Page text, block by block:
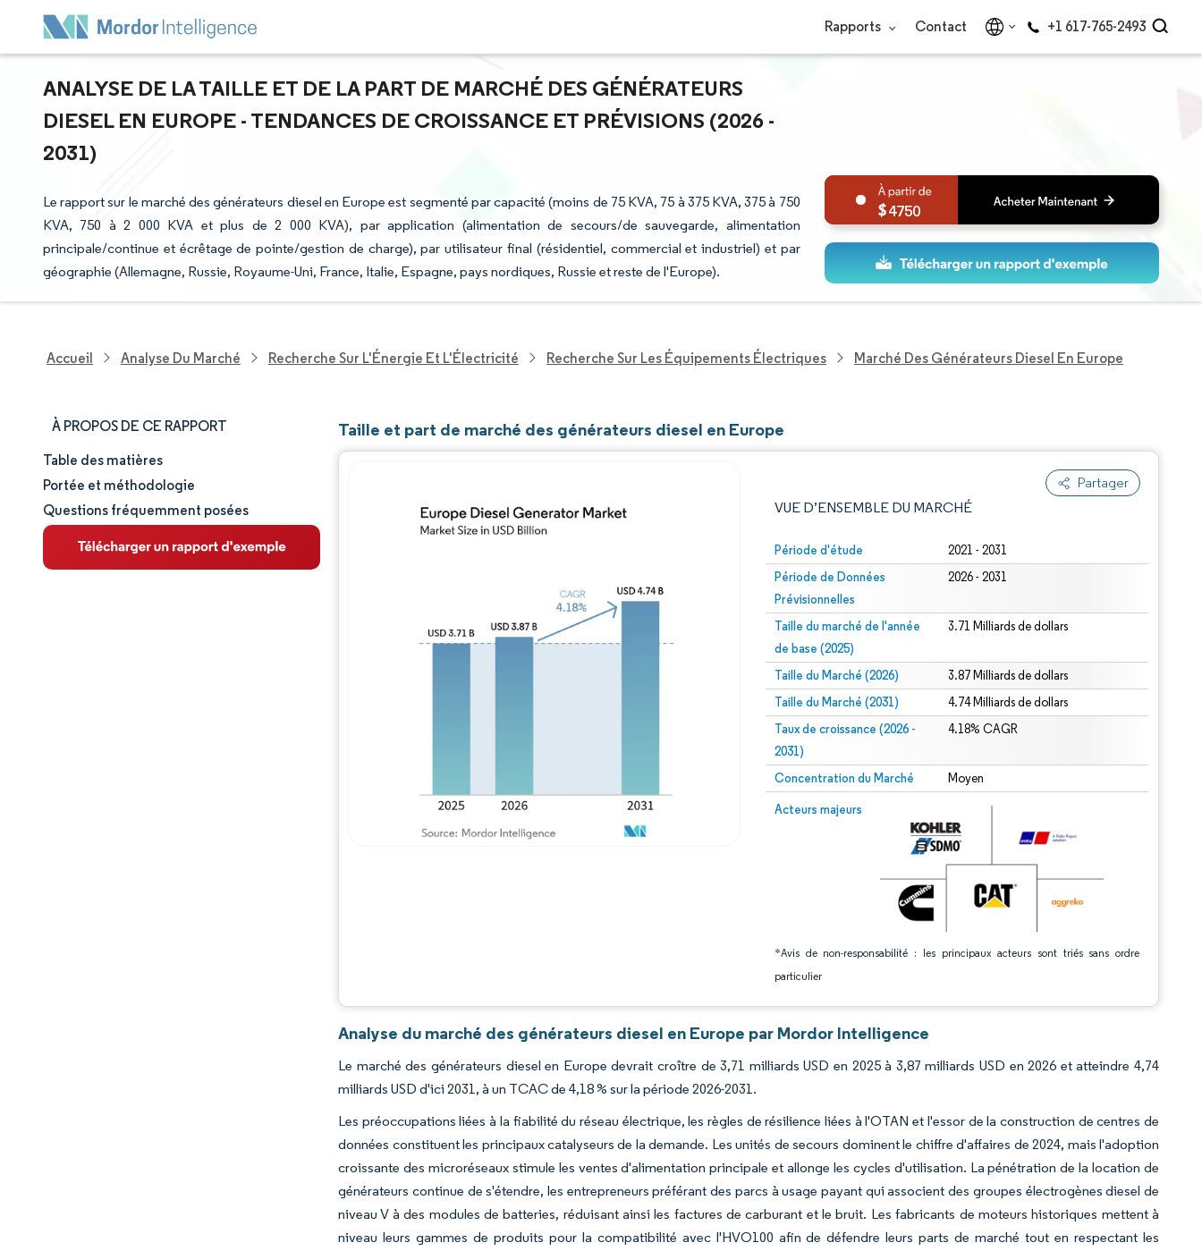
Rapports Contact +1 617-765-2493
ANALYSE DE LA TAILLE ET DE LA PART DE MARCHÉ DES GÉNÉRATEURS
DIESEL EN EUROPE - TENDANCES DE CROISSANCE ET PRÉVISIONS (2026 -
2031)
Le rapport sur le marché des générateurs diesel en Europe est segmenté par capacité (moins de 75 KVA, 75 à 375 KVA, 375 à 750
KVA, 750 à 2 000 KVA et plus de 2 000 KVA), par application (alimentation de secours/de sauvegarde, alimentation
principale/continue et écrêtage de pointe/gestion de charge), par utilisateur final (résidentiel, commercial et industriel) et par
géographie (Allemagne, Russie, Royaume-Uni, France, Italie, Espagne, pays nordiques, Russie et reste de l'Europe).
4750
Accueil Analyse Du Marché Recherche Sur L'Énergie Et L'Électricité Recherche Sur Les Équipements Électriques Marché Des Générateurs Diesel En Europe
À PROPOS DE CE RAPPORT
Taille et part de marché
Analyse du marché
Tendances et perspectives
Table des matières
Portée et méthodologie
Questions fréquemment posées
Taille et part de marché des générateurs diesel en Europe
Partager
VUE D’ENSEMBLE DU MARCHÉ
Période d'étude 2021 - 2031
Période de Données
Prévisionnelles
2026 - 2031
Taille du marché de l'année
de base (2025)
3.71 Milliards de dollars
Taille du Marché (2026) 3.87 Milliards de dollars
Taille du Marché (2031) 4.74 Milliards de dollars
Taux de croissance (2026 -
2031)
4.18% CAGR
Concentration du Marché Moyen
Acteurs majeurs
*Avis de non-responsabilité : les principaux acteurs sont triés sans ordre
particulier
Image © Mordor Intelligence. La réutilisation nécessite une attribution sous CC BY 4.0.
Image © Mordor Intelligence. La réutilisation nécessite une attribution sous CC BY 4.0.
Analyse du marché des générateurs diesel en Europe par Mordor Intelligence
Le marché des générateurs diesel en Europe devrait croître de 3,71 milliards USD en 2025 à 3,87 milliards USD en 2026 et atteindre 4,74
milliards USD d'ici 2031, à un TCAC de 4,18 % sur la période 2026-2031.
Les préoccupations liées à la fiabilité du réseau électrique, les règles de résilience liées à l'OTAN et l'essor de la construction de centres de
données constituent les principaux catalyseurs de la demande. Les unités de secours dominent le chiffre d'affaires de 2024, mais l'adoption
croissante des microréseaux stimule les ventes d'alimentation principale et allonge les cycles d'utilisation. La pénétration de la location de
générateurs continue de s'étendre, les entrepreneurs préférant des parcs à usage payant qui associent des groupes électrogènes diesel de
niveau V à des modules de batteries, réduisant ainsi les factures de carburant et le bruit. Les fabricants de moteurs historiques mettent à
niveau leurs gammes de produits pour la compatibilité avec l'HVO100 afin de défendre leurs parts de marché tout en respectant les